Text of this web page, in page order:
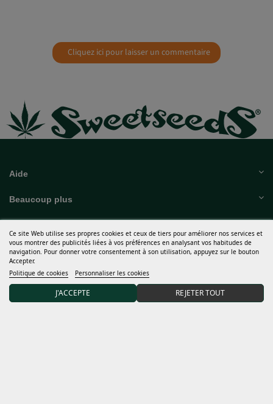
Cliquez ici pour laisser un commentaire
Aide
Beaucoup plus
Termes et conditions
Découvrir Sweet Seeds®
Distributeurs et grows
Ce site Web utilise ses propres cookies et ceux de tiers pour améliorer nos services et
vous montrer des publicités liées à vos préférences en analysant vos habitudes de
navigation. Pour donner votre consentement à son utilisation, appuyez sur le bouton
Accepter.
Politique de cookies
Personnaliser les cookies
REJETER TOUT
J'ACCEPTE